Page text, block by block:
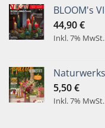
BLOOM's
44,90€
Inkl. 7% MwSt.
5,50€
Inkl. 7% MwSt.